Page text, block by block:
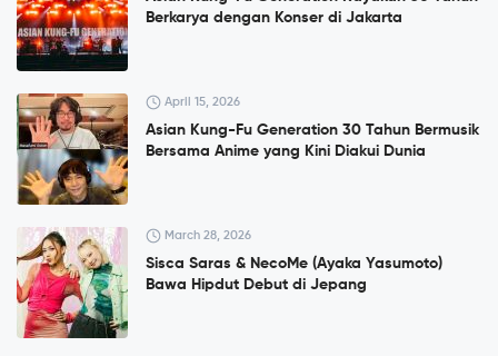
Berkarya dengan Konser di Jakarta
April 15, 2026
Asian Kung-Fu Generation 30 Tahun Bermusik
Bersama Anime yang Kini Diakui Dunia
March 28, 2026
Sisca Saras & NecoMe (Ayaka Yasumoto)
Bawa Hipdut Debut di Jepang